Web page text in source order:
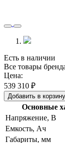
Есть в наличии
Все товары
Цена:
539 310 ₽
Добавить в корзину
Основные
Напряжение, В
Емкость, Ач
Габариты, мм